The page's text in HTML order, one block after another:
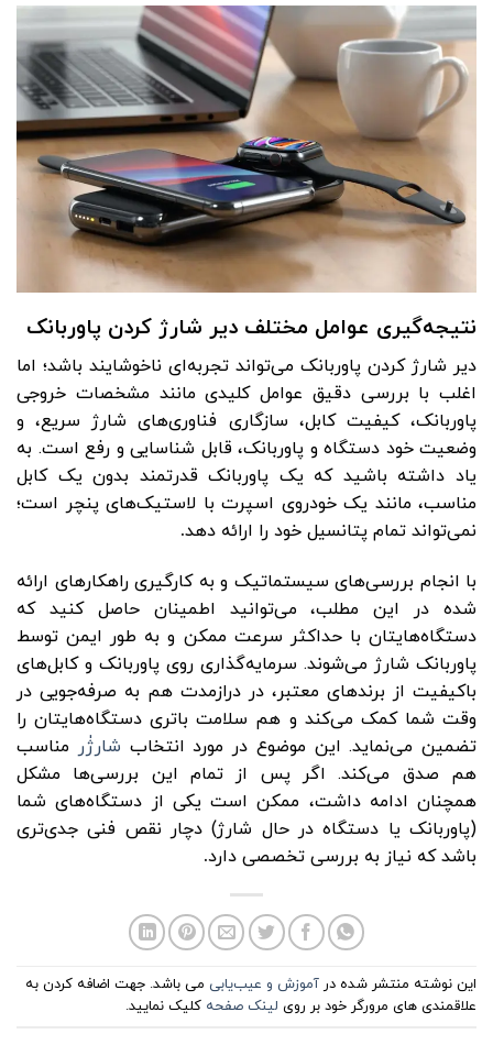
نتیجه‌گیری عوامل مختلف دیر شارژ کردن پاوربانک
دیر شارژ کردن پاوربانک می‌تواند تجربه‌ای ناخوشایند باشد؛ اما
اغلب با بررسی دقیق عوامل کلیدی مانند مشخصات خروجی
پاوربانک، کیفیت کابل، سازگاری فناوری‌های شارژ سریع، و
وضعیت خود دستگاه و پاوربانک، قابل شناسایی و رفع است. به
یاد داشته باشید که یک پاوربانک قدرتمند بدون یک کابل
مناسب، مانند یک خودروی اسپرت با لاستیک‌های پنچر است؛
نمی‌تواند تمام پتانسیل خود را ارائه دهد.
با انجام بررسی‌های سیستماتیک و به کارگیری راهکارهای ارائه
شده در این مطلب، می‌توانید اطمینان حاصل کنید که
دستگاه‌هایتان با حداکثر سرعت ممکن و به طور ایمن توسط
پاوربانک شارژ می‌شوند. سرمایه‌گذاری روی پاوربانک و کابل‌های
باکیفیت از برندهای معتبر، در درازمدت هم به صرفه‌جویی در
وقت شما کمک می‌کند و هم سلامت باتری دستگاه‌هایتان را
تضمین می‌نماید. این موضوع در مورد انتخاب شارژٰر مناسب
هم صدق می‌کند. اگر پس از تمام این بررسی‌ها مشکل
همچنان ادامه داشت، ممکن است یکی از دستگاه‌های شما
(پاوربانک یا دستگاه در حال شارژ) دچار نقص فنی جدی‌تری
باشد که نیاز به بررسی تخصصی دارد.
این نوشته منتشر شده در آموزش و عیب‌یابی می باشد. جهت اضافه کردن به
علاقمندی های مرورگر خود بر روی لینک صفحه کلیک نمایید.